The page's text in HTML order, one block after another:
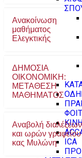
ICA
Ανακοίνωση
μαθήματος
Ελεγκτικής
ΔΗΜΟΣΙΑ
ΟΙΚΟΝΟΜΙΚΗ:
ΜΕΤΑΘΕΣΗ
ΜΑΘΗΜΑΤΟΣ
Αναβολή διαλέξεων
και ωρών γραφείου
κας Μυλώνη